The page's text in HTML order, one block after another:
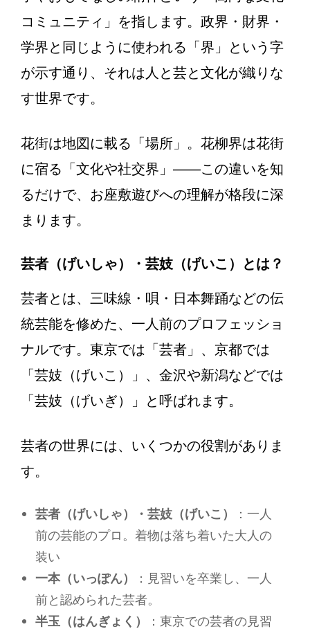
コミュニティ」を指します。政界・財界・
学界と同じように使われる「界」という字
が示す通り、それは人と芸と文化が織りな
す世界です。
花街は地図に載る「場所」。花柳界は花街
に宿る「文化や社交界」——この違いを知
るだけで、お座敷遊びへの理解が格段に深
まります。
芸者（げいしゃ）・芸妓（げいこ）とは？
芸者とは、三味線・唄・日本舞踊などの伝
統芸能を修めた、一人前のプロフェッショ
ナルです。東京では「芸者」、京都では
「芸妓（げいこ）」、金沢や新潟などでは
「芸妓（げいぎ）」と呼ばれます。
芸者の世界には、いくつかの役割がありま
す。
芸者（げいしゃ）・芸妓（げいこ）
：一人
前の芸能のプロ。着物は落ち着いた大人の
装い
一本（いっぽん）
：見習いを卒業し、一人
前と認められた芸者。
半玉（はんぎょく）
：東京での芸者の見習